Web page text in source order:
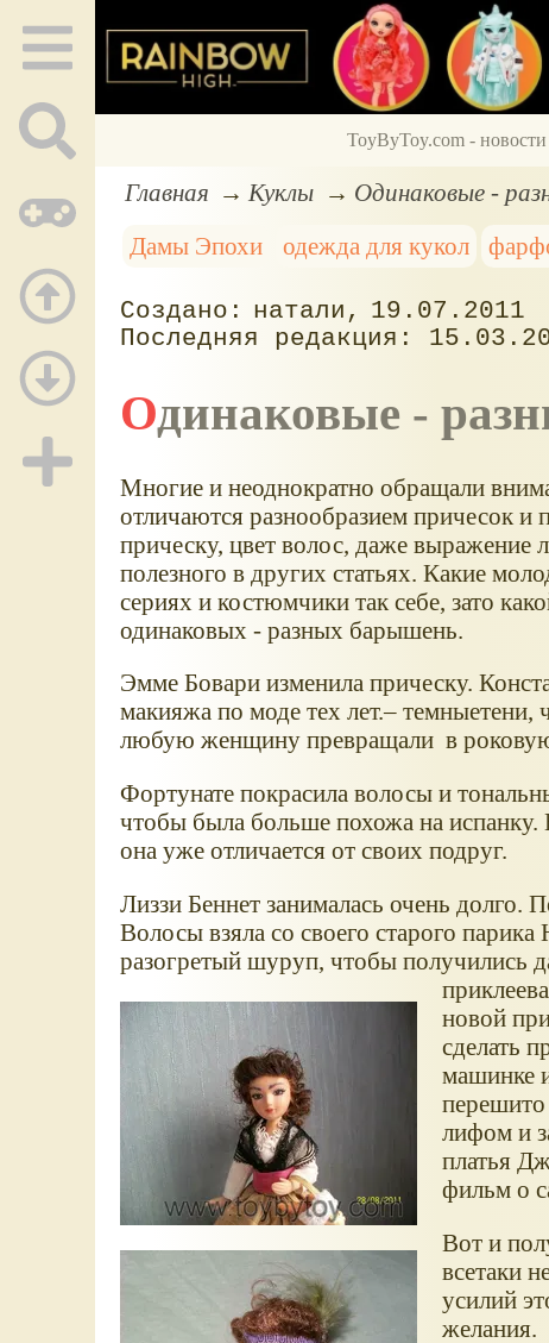
ToyByToy.com -
Главная Куклы
Одинаковые -
Дамы Эпохи
одежда для кукол
натали
19.07.2011
Одинаковые -
Многие и неоднократно обращали
отличаются разнообразием причесок
прическу, цвет волос, даже выражение
полезного в других статьях. Какие
сериях и костюмчики так себе, зато
одинаковых - разных барышень.
Эмме Бовари изменила прическу.
макияжа по моде тех лет.– темныетени,
любую женщину превращали в роковую
Фортунате покрасила волосы и
чтобы была больше похожа на испанку.
она уже отличается от своих подруг.
Лиззи Беннет занималась очень долго.
Волосы взяла со своего старого
разогретый шуруп, чтобы получились
новой
сделать
машинке
перешито
лифом и
платья
фильм о
Вот и
всетаки
усилий
желания.